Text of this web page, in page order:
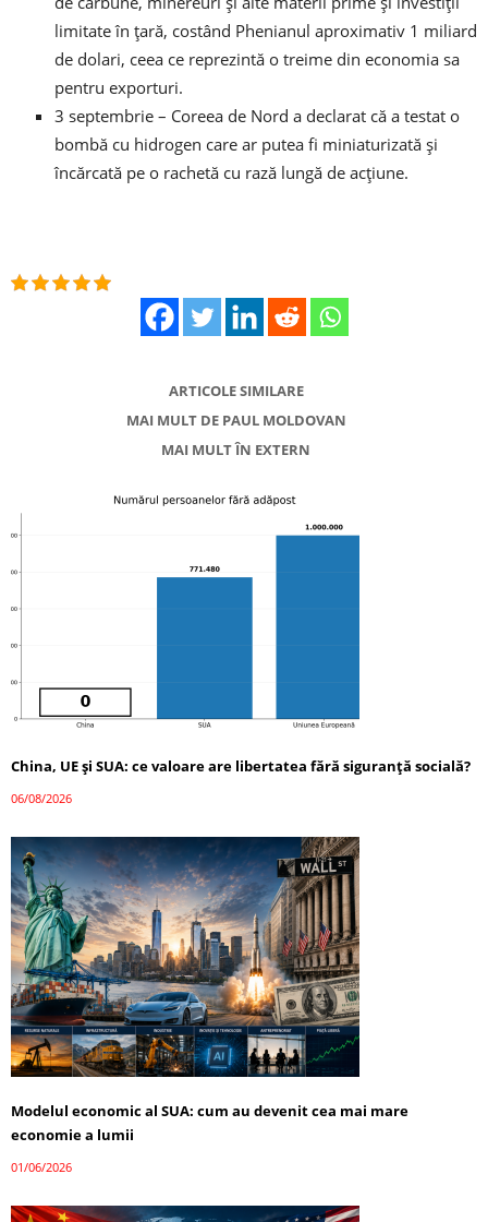
limitate în țară, costând Phenianul aproximativ 1 miliard
de dolari, ceea ce reprezintă o treime din economia sa
pentru exporturi.
3 septembrie – Coreea de Nord a declarat că a testat o
bombă cu hidrogen care ar putea fi miniaturizată și
încărcată pe o rachetă cu rază lungă de acțiune.
ARTICOLE SIMILARE
MAI MULT DE PAUL MOLDOVAN
MAI MULT ÎN EXTERN
China, UE și SUA: ce valoare are libertatea fără siguranță socială?
06/08/2026
Modelul economic al SUA: cum au devenit cea mai mare
economie a lumii
01/06/2026